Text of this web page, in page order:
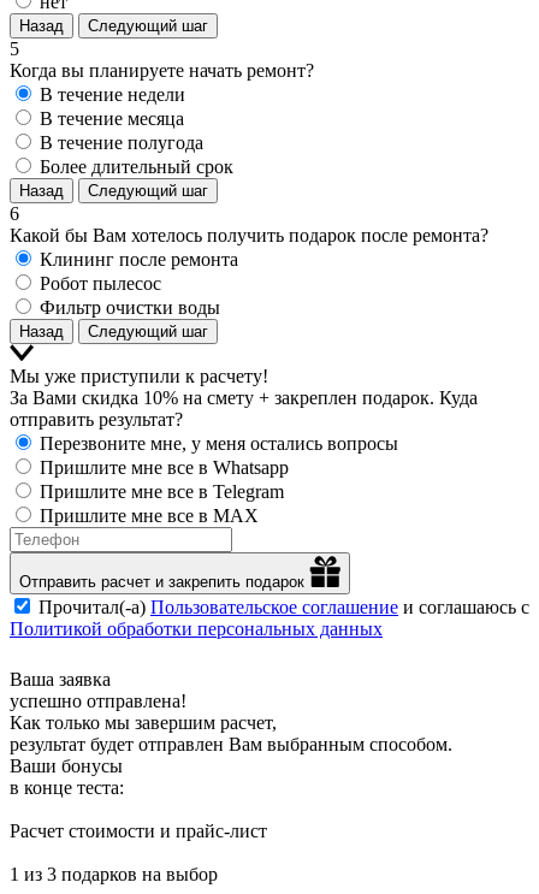
Назад Следующий шаг
5
Когда вы планируете начать ремонт?
В течение недели
В течение месяца
В течение полугода
Более длительный срок
Назад Следующий шаг
6
Какой бы Вам хотелось получить подарок после ремонта?
Клининг после ремонта
Робот пылесос
Фильтр очистки воды
Назад Следующий шаг
Мы уже приступили к расчету!
За Вами скидка 10% на смету + закреплен подарок. Куда
отправить результат?
Перезвоните мне, у меня остались вопросы
Пришлите мне все в Whatsapp
Пришлите мне все в Telegram
Пришлите мне все в MAX
Отправить расчет и закрепить подарок
Прочитал(-а) Пользовательское соглашение и соглашаюсь с
Политикой обработки персональных данных
Ваша заявка
успешно отправлена!
Как только мы завершим расчет,
результат будет отправлен Вам выбранным способом.
Ваши бонусы
в конце теста:
Расчет стоимости и прайс-лист
1 из 3 подарков на выбор